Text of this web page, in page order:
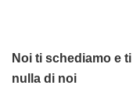
Noi ti schediamo e
nulla di noi